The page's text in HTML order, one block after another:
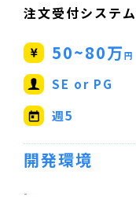
注文受付システ
50~80万円
SE or PG
週5
開発環境
-